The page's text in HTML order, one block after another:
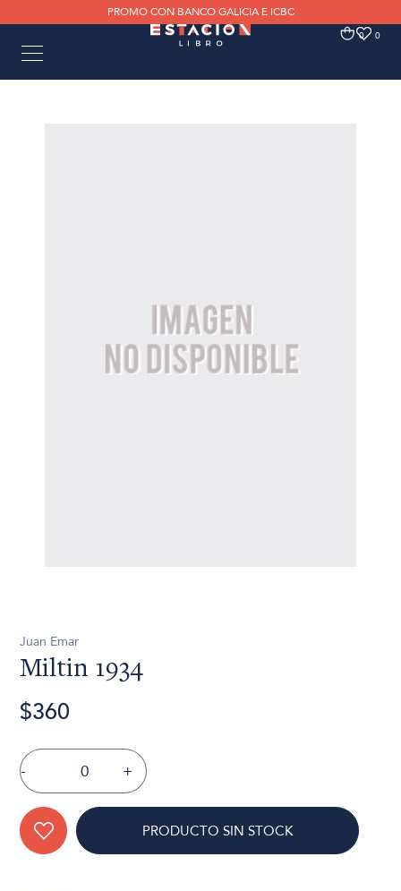
PROMO CON BANCO GALICIA E ICBC
0 0
Juan Emar
Miltin 1934
$360
- +
PRODUCTO SIN STOCK